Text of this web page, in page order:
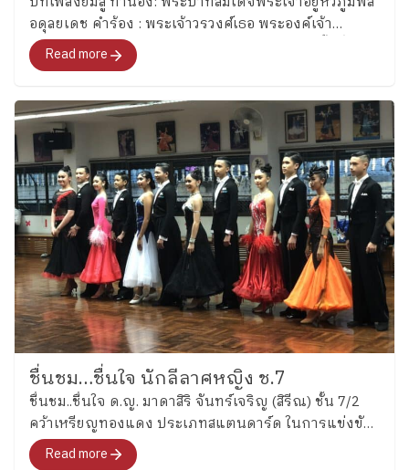
อดุลยเดช คำร้อง : พระเจ้าวรวงศ์เธอ พระองค์เจ้า
จักรพันธ์เพ็ญศิริ ขับร้อง/บรรเลง: นักเรียนช่วงชั้นที่ 2
โรงเรียนเพลินพัฒนา
Read more
ชื่นชม…ชื่นใจ นักลีลาศหญิง ช.7
ชื่นชม..ชื่นใจ ด.ญ. มาดาสิริ จันทร์เจริญ (สิรีณ) ชั้น 7/2
คว้าเหรียญทองแดง ประเภทสแตนดาร์ด ในการแข่งขัน
กีฬาลีลาศชิงชนะเลิศแห่งประเทศไทย
Read more